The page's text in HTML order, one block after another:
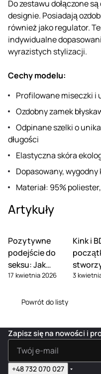
Do zestawu dołączone
designie. Posiadają
również jako regulator.
indywidualne
wyrazistych stylizacji.
Cechy modelu:
Profilowane miseczki i
Ozdobny zamek
Odpinane szelki o
długości
Elastyczna skóra
Dopasowany, wygodny
Materiał: 95%
Artykuły
Pozytywne
podejście do
seksu: Jak
przestać
swoje fantazje
17 kwietnia 2026
Kink i
zgody”
3
Powrót do listy
Zapisz się na nowości i
+48 732 070 027